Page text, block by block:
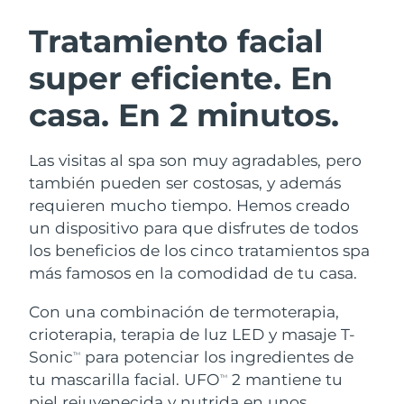
Tratamiento facial
super eficiente. En
casa. En 2 minutos.
Las visitas al spa son muy agradables, pero
también pueden ser costosas, y además
requieren mucho tiempo. Hemos creado
un dispositivo para que disfrutes de todos
los beneficios de los cinco tratamientos spa
más famosos en la comodidad de tu casa.
Con una combinación de termoterapia,
crioterapia, terapia de luz LED y masaje T-
SonicTM
para potenciar los ingredientes de
tu mascarilla facial. UFOTM
2 mantiene tu
Limpieza facial
Anti-aging massage
LUNA™ 4 Plus
Massage, LED heating
LUNA™ 4 Men
For men, anti-aging massage
Lifting facial
Microcurrent toning
BEAR™ 2 go
Microcurrent toning on-the-go
BEAR™ 2 eyes & lips
Microcurrent line smoothing device
Hidratación
UFO™ 3 pack
Deep facial hydration
UFO™ 3 LED
Near-infrared and red light therapy
device
Cuidado bucal
issa™ 4
Hybrid silicone sonic toothbrush
issa™ 4 plus
Smart hybrid silicone sonic toothbrush
TRATAMIENTO ANTIEDAD FAQ™
Antiedad Tratamientos LED
NEW
Austria Entrega prevista
Baréin Entrega prevista
Bélgica Entrega prevista
Bermudas Entrega prevista8/15/26
Bosnia y Herzegovina Entrega prevista 8/12/26
Brunéi
Bulgaria Entrega prevista8/9/26
Canadá Entrega prevista 8/13/26
Chile Entrega prevista 8/13/26